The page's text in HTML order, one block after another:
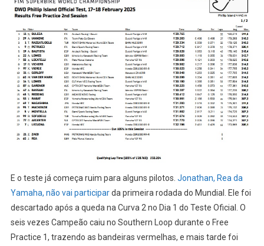
E o teste já começa ruim para alguns pilotos. Jonathan, Rea da
Yamaha, não vai participarda primeira rodada do Mundial. Ele foi
descartado após a queda na Curva 2 no Dia 1 do Teste Oficial. O
seis vezes Campeão caiu no Southern Loop durante o Free
Practice 1, trazendo as bandeiras vermelhas, e mais tarde foi